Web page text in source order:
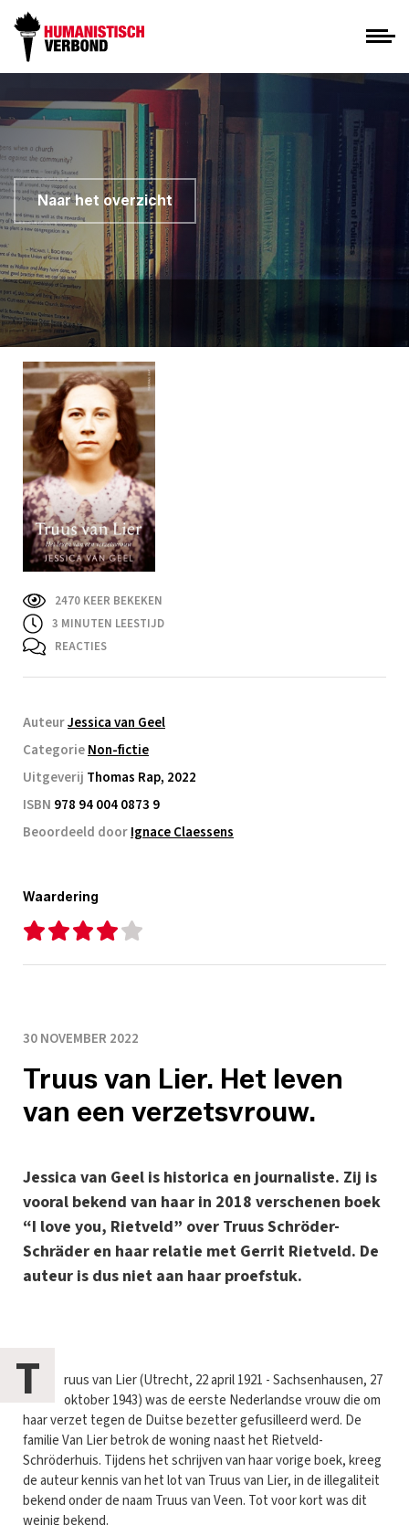
Naar het overzicht
2470 KEER BEKEKEN
3 MINUTEN LEESTIJD
REACTIES
AuteurJessica van Geel
CategorieNon-fictie
Uitgeverij Thomas Rap, 2022
ISBN 978 94 004 0873 9
Beoordeeld doorIgnace Claessens
Waardering
30 NOVEMBER 2022
Truus van Lier. Het leven
van een verzetsvrouw.
Jessica van Geel is historica en journaliste. Zij is
vooral bekend van haar in 2018 verschenen boek
“I love you, Rietveld” over Truus Schröder-
Schräder en haar relatie met Gerrit Rietveld. De
auteur is dus niet aan haar proefstuk.
T
ruus van Lier (Utrecht, 22 april 1921 - Sachsenhausen, 27
oktober 1943) was de eerste Nederlandse vrouw die om
haar verzet tegen de Duitse bezetter gefusilleerd werd. De
familie Van Lier betrok de woning naast het Rietveld-
Schröderhuis. Tijdens het schrijven van haar vorige boek, kreeg
de auteur kennis van het lot van Truus van Lier, in de illegaliteit
bekend onder de naam Truus van Veen. Tot voor kort was dit
weinig bekend.